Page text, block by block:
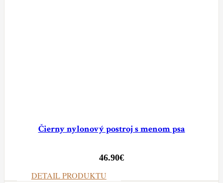
Čierny nylonový postroj s menom psa
46.90€
DETAIL PRODUKTU